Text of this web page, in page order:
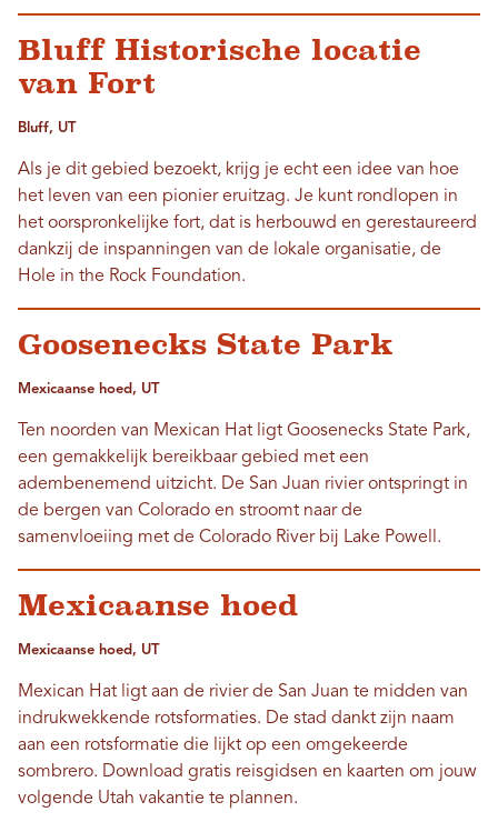
Bluff Historische locatie
van Fort
Bluff, UT
Als je dit gebied bezoekt, krijg je echt een idee van hoe
het leven van een pionier eruitzag. Je kunt rondlopen in
het oorspronkelijke fort, dat is herbouwd en gerestaureerd
dankzij de inspanningen van de lokale organisatie, de
Hole in the Rock Foundation.
Goosenecks State Park
Mexicaanse hoed, UT
Ten noorden van Mexican Hat ligt Goosenecks State Park,
een gemakkelijk bereikbaar gebied met een
adembenemend uitzicht. De San Juan rivier ontspringt in
de bergen van Colorado en stroomt naar de
samenvloeiing met de Colorado River bij Lake Powell.
Mexicaanse hoed
Mexicaanse hoed, UT
Mexican Hat ligt aan de rivier de San Juan te midden van
indrukwekkende rotsformaties. De stad dankt zijn naam
aan een rotsformatie die lijkt op een omgekeerde
sombrero. Download gratis reisgidsen en kaarten om jouw
volgende Utah vakantie te plannen.